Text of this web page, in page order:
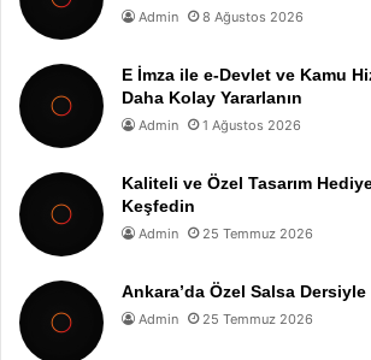
Admin 8 Ağustos 2026
E İmza ile e-Devlet ve Kamu
Daha Kolay Yararlanın
Admin 1 Ağustos 2026
Kaliteli ve Özel Tasarım
Keşfedin
Admin 25 Temmuz 2026
Ankara’da Özel Salsa Dersiyle
Admin 25 Temmuz 2026